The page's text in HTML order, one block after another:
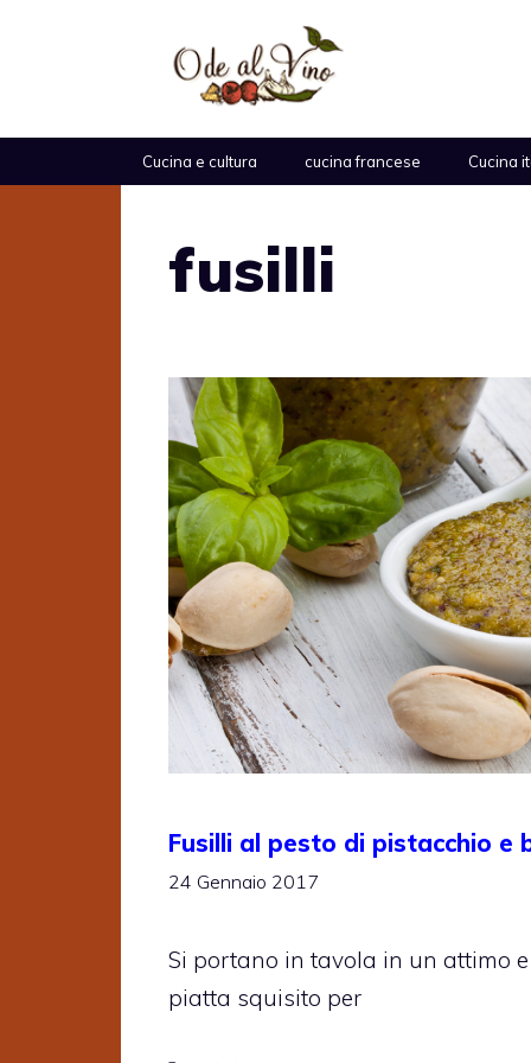
Cucina e cultura cucina francese Cucina
fusilli
Fusilli al pesto di pistacchio e
24 Gennaio 2017
Si portano in tavola in un attimo
piatta squisito per